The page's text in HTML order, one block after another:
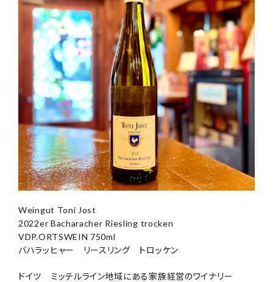
Weingut Toni Jost
2022er Bacharacher Riesling trocken
VDP.ORTSWEIN 750ml
バハラッヒャー リースリング トロッケン
ドイツ ミッテルライン地域にある家族経営のワイナリー